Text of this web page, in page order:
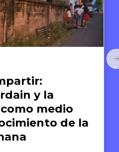
y la
medio
de la